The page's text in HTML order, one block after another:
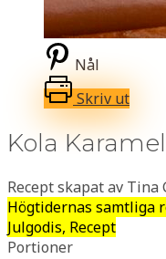
Nål
Skriv ut
Kola
Recept skapat av Tina
Högtidernas samtliga
Julgodis, Recept
Portioner